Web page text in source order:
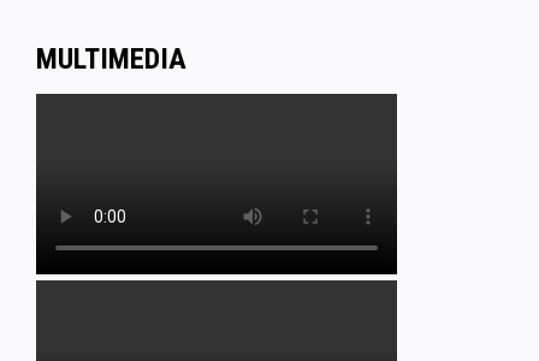
MULTIMEDIA